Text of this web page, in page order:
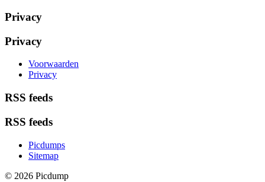
Privacy
Privacy
Voorwaarden
Privacy
RSS feeds
RSS feeds
Picdumps
Sitemap
© 2026 Picdump